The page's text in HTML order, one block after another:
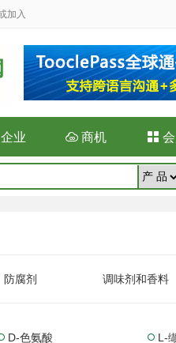
加入
业  商机 
防腐剂 调味剂和香料
D-色氨酸  L-